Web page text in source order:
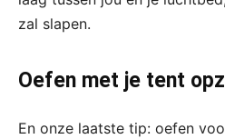
zal slapen.
Oefen met je tent
En onze laatste tip: oefen